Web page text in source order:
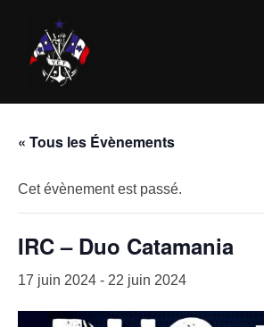
contenu
« Tous les Évènements
Cet évènement est passé.
IRC – Duo Catamania
17 juin 2024 - 22 juin 2024